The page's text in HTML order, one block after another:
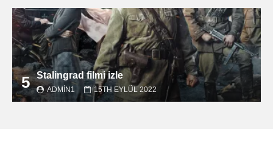
5 Stalingrad filmi izle
ADMIN1 15TH EYLÜL 2022